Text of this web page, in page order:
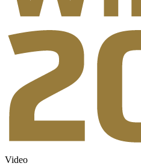
Video